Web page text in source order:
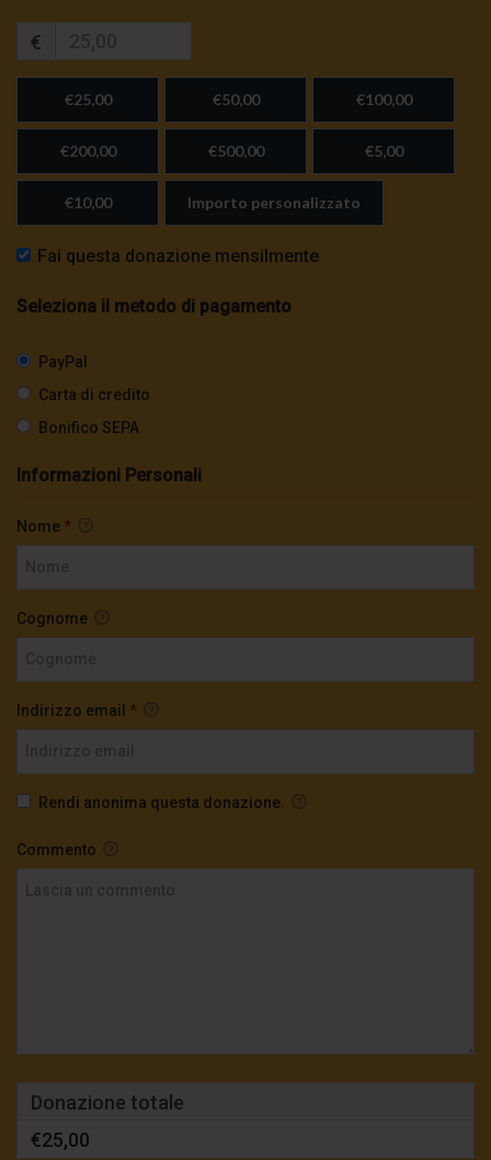
€
€25,00 €50,00 €100,00
€200,00 €500,00 €5,00
€10,00 Importo personalizzato
Fai questa donazione mensilmente
Seleziona il metodo di pagamento
PayPal
Carta di credito
Bonifico SEPA
Informazioni Personali
Nome *
Cognome
Indirizzo email *
Rendi anonima questa donazione.
Commento
Donazione totale
€25,00